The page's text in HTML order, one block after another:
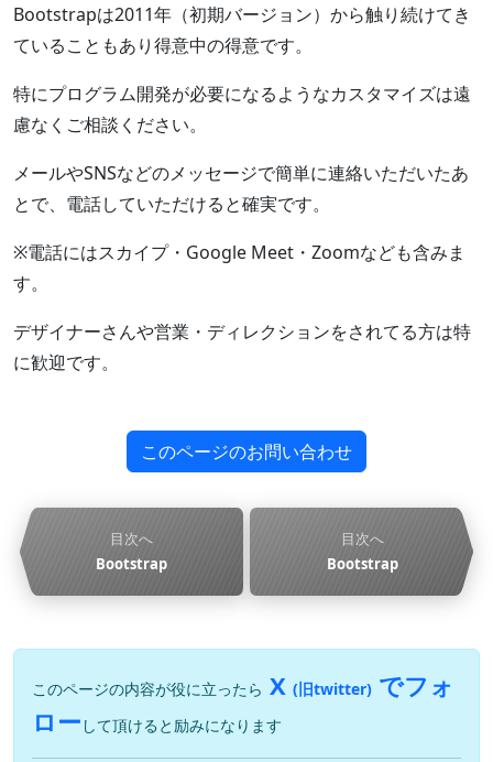
Bootstrapは2011年（初期バージョン）から触り続けてき
ていることもあり得意中の得意です。
特にプログラム開発が必要になるようなカスタマイズは遠
慮なくご相談ください。
メールやSNSなどのメッセージで簡単に連絡いただいたあ
とで、電話していただけると確実です。
※電話にはスカイプ・Google Meet・Zoomなども含みま
す。
デザイナーさんや営業・ディレクションをされてる方は特
に歓迎です。
このページのお問い合わせ
目次へ
Bootstrap
目次へ
Bootstrap
このページの内容が役に立ったら X (旧twitter) でフォ
ロー して頂けると励みになります